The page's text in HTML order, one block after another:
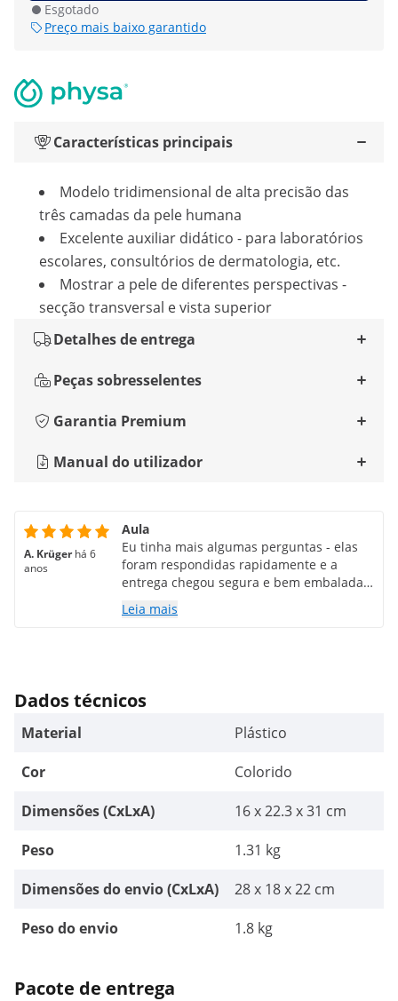
Esgotado
Preço mais baixo garantido
Características principais
Modelo tridimensional de alta precisão das
três camadas da pele humana
Excelente auxiliar didático - para laboratórios
escolares, consultórios de dermatologia, etc.
Mostrar a pele de diferentes perspectivas -
secção transversal e vista superior
Detalhes de entrega
Peças sobresselentes
Garantia Premium
Manual do utilizador
A. Krüger há 6
anos
Aula
Eu tinha mais algumas perguntas - elas
foram respondidas rapidamente e a
entrega chegou segura e bem embalada -
ficaria feliz em fazê-lo novamente
Leia mais
Dados técnicos
Material
Plástico
Cor
Colorido
Dimensões (CxLxA)
16 x 22.3 x 31 cm
Peso
1.31 kg
Dimensões do envio (CxLxA)
28 x 18 x 22 cm
Peso do envio
1.8 kg
Pacote de entrega